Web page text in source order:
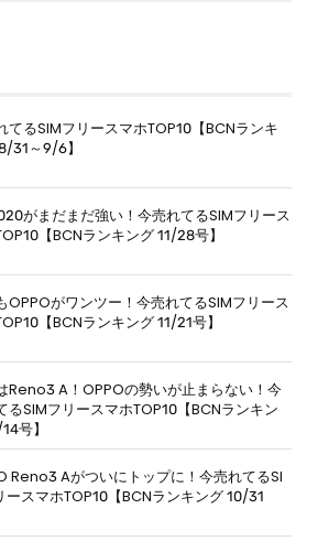
てるSIMフリースマホTOP10【BCNランキ
31～9/6】
がまだまだ強い！今売れてるSIMフリース
【BCNランキング 11/28号】
OPPOがワンツー！今売れてるSIMフリース
【BCNランキング 11/21号】
Reno3 A！OPPOの勢いが止まらない！今
るSIMフリースマホTOP10【BCNランキン
号】
Reno3 Aがついにトップに！今売れてるSI
ースマホTOP10【BCNランキング 10/31